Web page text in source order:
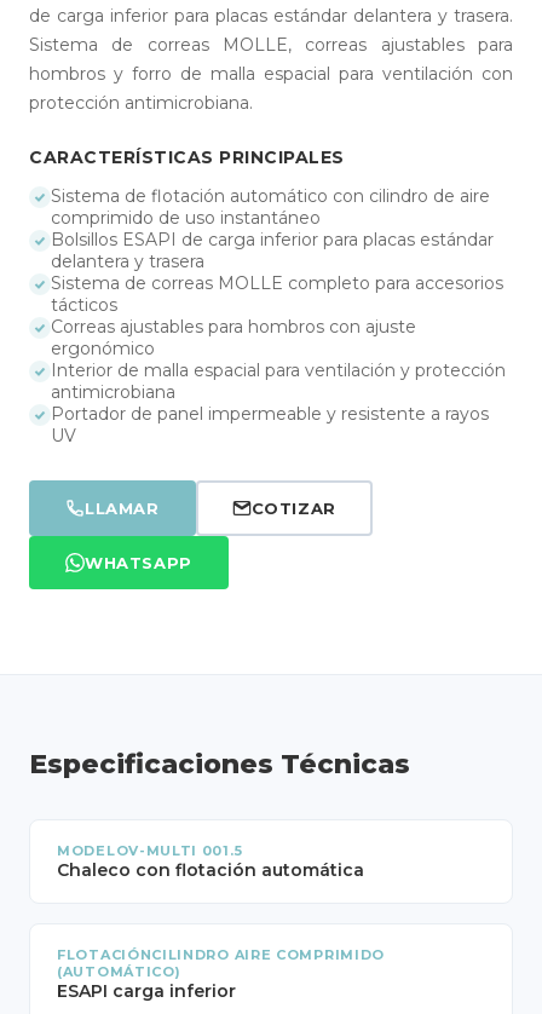
de carga inferior para placas estándar delantera y trasera.
Sistema de correas MOLLE, correas ajustables para
hombros y forro de malla espacial para ventilación con
protección antimicrobiana.
CARACTERÍSTICAS PRINCIPALES
Sistema de flotación automático con cilindro de aire
comprimido de uso instantáneo
Bolsillos ESAPI de carga inferior para placas estándar
delantera y trasera
Sistema de correas MOLLE completo para accesorios
tácticos
Correas ajustables para hombros con ajuste
ergonómico
Interior de malla espacial para ventilación y protección
antimicrobiana
Portador de panel impermeable y resistente a rayos
UV
LLAMAR COTIZAR
WHATSAPP
Especificaciones Técnicas
MODELOV-MULTI 001.5
Chaleco con flotación automática
FLOTACIÓNCILINDRO AIRE COMPRIMIDO
(AUTOMÁTICO)
ESAPI carga inferior